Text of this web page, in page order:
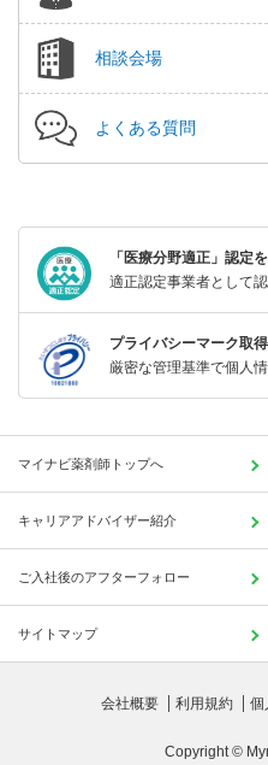
相談会場
よくある質問
「医療分野適正」認定
適正認定事業者として認
プライバシーマーク取
厳密な管理基準で個人
マイナビ薬剤師トップへ
キャリアアドバイザー紹介
ご入社後のアフターフォロー
サイトマップ
会社概要 利用規約 個
Copyright ©